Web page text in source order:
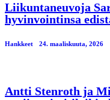
Liikuntaneuvoja
hyvinvointinsa
Hankkeet 24. maaliskuuta, 2026
Antti Stenroth ja